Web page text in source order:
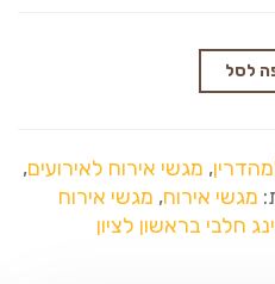
לסל
, מגשי אירוח לאירועים,
מגשי אירוח, מגשי אירוח
חלבי בראשון לציון